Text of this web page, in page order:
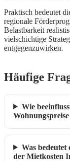
Praktisch bedeutet
regionale
Belastbarkeit
vielschichtige
entgegenzuwirken.
Häufige
Wie
Was bedeutet
der Mietkosten